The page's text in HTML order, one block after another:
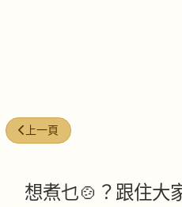
上一篇文章: 富貴花開
上一頁
想煮乜🍲？跟住大